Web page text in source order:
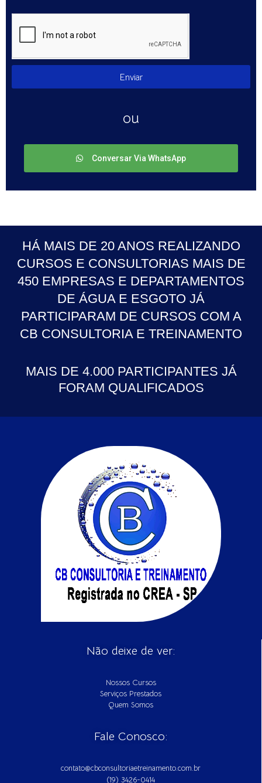
Enviar
ou
Conversar Via WhatsApp
HÁ MAIS DE 20 ANOS REALIZANDO
CURSOS E CONSULTORIAS MAIS DE
450 EMPRESAS E DEPARTAMENTOS
DE ÁGUA E ESGOTO JÁ
PARTICIPARAM DE CURSOS COM A
CB CONSULTORIA E TREINAMENTO
MAIS DE 4.000 PARTICIPANTES JÁ
FORAM QUALIFICADOS
Não deixe de ver:
Nossos Cursos
Serviços Prestados
Quem Somos
Fale Conosco:
contato@cbconsultoriaetreinamento.com.br
(19) 3426-0414